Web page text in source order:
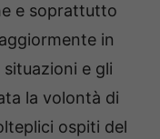
e soprattutto
in
situazioni e gli
la volontà di
ospiti del